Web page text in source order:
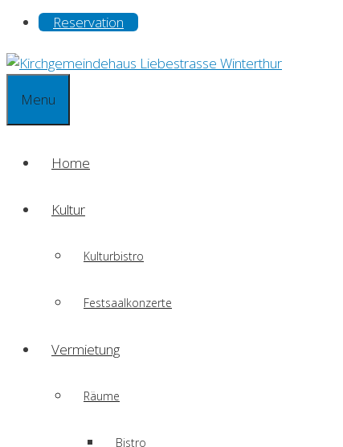
Reservation
Menu
Home
Kultur
Kulturbistro
Festsaalkonzerte
Vermietung
Räume
Bistro